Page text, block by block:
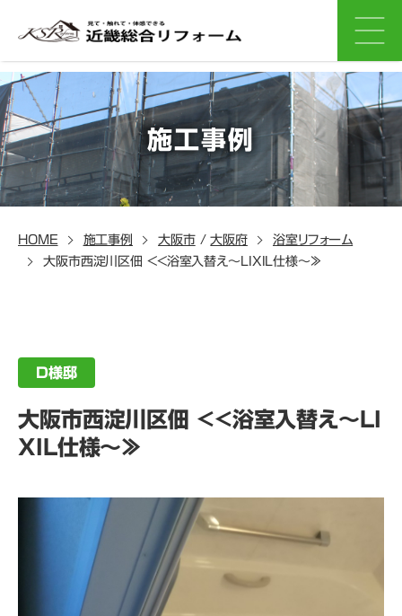
施工事例
HOME 施工事例 大阪市/大阪府
浴室リフォーム
大阪市西淀川区佃 <<浴室入替え～LIXIL仕様～≫
D様邸
大阪市西淀川区佃 <<浴室入替え～LI
XIL仕様～≫